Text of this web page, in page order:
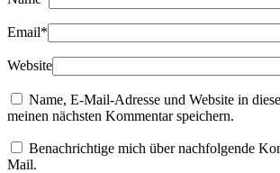
Email*
Website
Name, E-Mail-Adresse und Website in
meinen nächsten Kommentar speichern.
Benachrichtige mich über nachfolgende
Mail.